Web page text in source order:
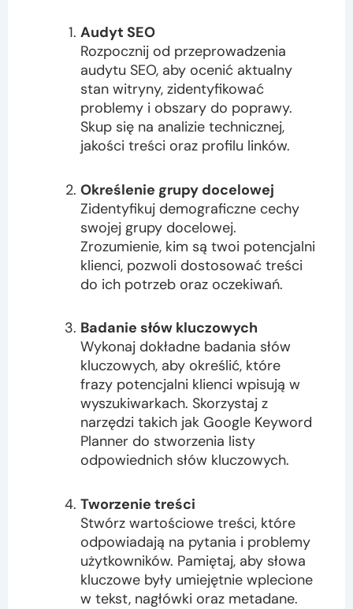
Audyt SEO
Rozpocznij od przeprowadzenia
audytu SEO, aby ocenić aktualny
stan witryny, zidentyfikować
problemy i obszary do poprawy.
Skup się na analizie technicznej,
jakości treści oraz profilu linków.
Określenie grupy docelowej
Zidentyfikuj demograficzne cechy
swojej grupy docelowej.
Zrozumienie, kim są twoi potencjalni
klienci, pozwoli dostosować treści
do ich potrzeb oraz oczekiwań.
Badanie słów kluczowych
Wykonaj dokładne badania słów
kluczowych, aby określić, które
frazy potencjalni klienci wpisują w
wyszukiwarkach. Skorzystaj z
narzędzi takich jak Google Keyword
Planner do stworzenia listy
odpowiednich słów kluczowych.
Tworzenie treści
Stwórz wartościowe treści, które
odpowiadają na pytania i problemy
użytkowników. Pamiętaj, aby słowa
kluczowe były umiejętnie wplecione
w tekst, nagłówki oraz metadane.